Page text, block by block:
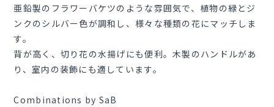
亜鉛製のフラワーバケツのような雰囲気で、植物の緑とジ
ンクのシルバー色が調和し、様々な種類の花にマッチしま
す。
背が高く、切り花の水揚げにも便利。木製のハンドルがあ
り、室内の装飾にも適しています。
Combinations by SaB